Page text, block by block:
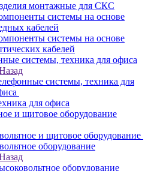
монтажные для СКС
системы на основе
кабелей
системы на основе
кабелей
системы, техника для офиса
системы, техника для
для офиса
и щитовое оборудование
и щитовое оборудование
оборудование
оборудование